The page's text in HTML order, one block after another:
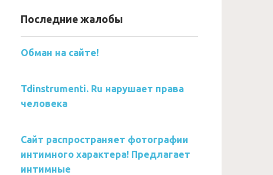
Последние жалобы
Обман на сайте!
Tdinstrumenti. Ru нарушает права
человека
Сайт распространяет фотографии
интимного характера! Предлагает
интимные